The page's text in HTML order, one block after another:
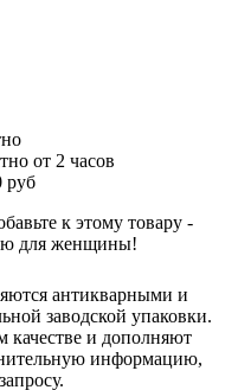
от 2 часов
руб
к этому товару -
для женщины!
антикварными и
заводской упаковки.
и дополняют
информацию,